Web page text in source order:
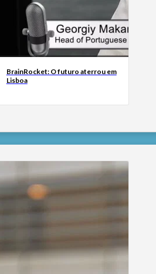
BrainRocket: O futuro aterrou em
Lisboa